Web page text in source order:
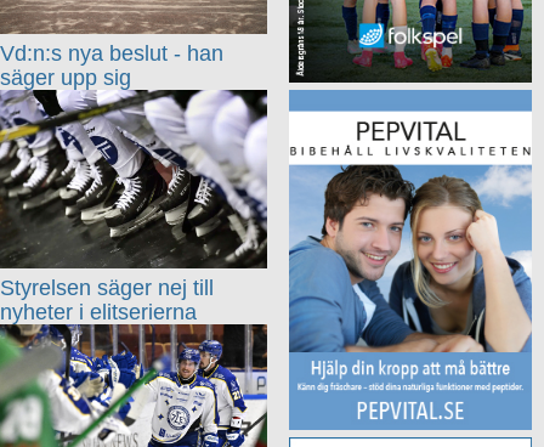
Vd:n:s nya beslut - han
säger upp sig
Styrelsen säger nej till
nyheter i elitserierna